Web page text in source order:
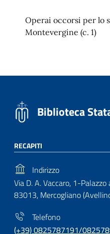
Operai occorsi per lo
Montevergine (c. 1)
Biblioteca
RECAPITI
Indirizzo
Via D. A. Vaccaro, 1-
83013, Mercogliano
Telefono
(+39) 0825787191/